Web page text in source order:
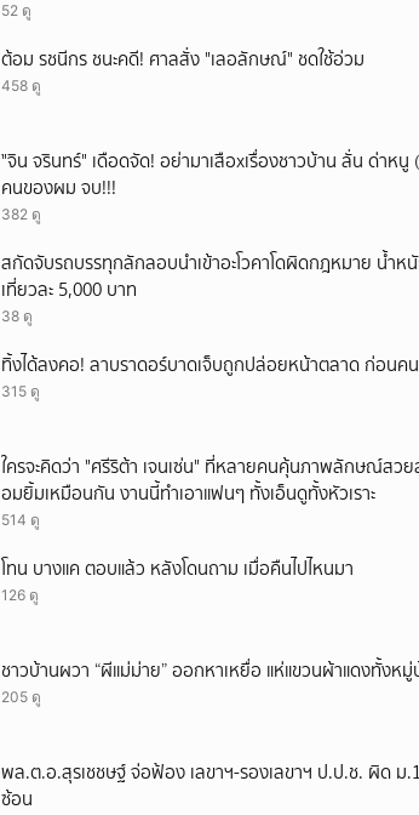
52 ดู
ต้อม รชนีกร ชนะคดี! ศาลสั่ง "เลอลักษณ์" ชดใช้อ่วม
458 ดู
"จิน จรินทร์" เดือดจัด! อย่ามาเสือxเรื่องชาวบ้าน ลั่น ด่าห
คนของผม จบ!!!
382 ดู
สกัดจับรถบรรทุกลักลอบนำเข้าอะโวคาโดผิดกฎหมาย น้ำ
เที่ยวละ 5,000 บาท
38 ดู
ทิ้งได้ลงคอ! ลาบราดอร์บาดเจ็บถูกปล่อยหน้าตลาด ก่อนค
315 ดู
ใครจะคิดว่า "ศรีริต้า เจนเซ่น" ที่หลายคนคุ้นภาพลักษณ์สวยส
อมยิ้มเหมือนกัน งานนี้ทำเอาแฟนๆ ทั้งเอ็นดูทั้งหัวเราะ
514 ดู
โทน บางแค ตอบแล้ว หลังโดนถาม เมื่อคืนไปไหนมา
126 ดู
ชาวบ้านผวา “ผีแม่ม่าย” ออกหาเหยื่อ แห่แขวนผ้าแดงทั้งหมู่
205 ดู
พล.ต.อ.สุรเชชษฐ์ จ่อฟ้อง เลขาฯ-รองเลขาฯ ป.ป.ช. ผิด
ซ้อน